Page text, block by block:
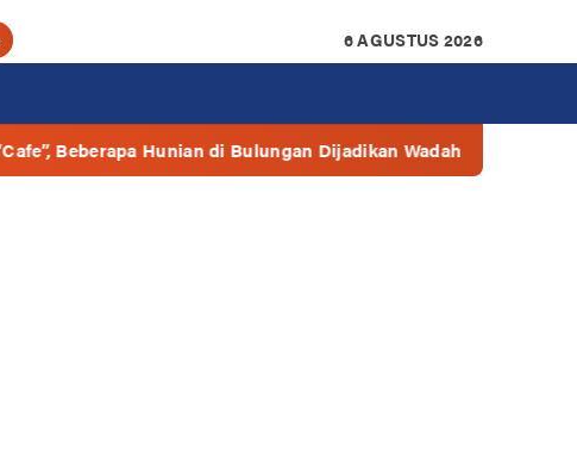
6 AGUSTUS 2026
di Bulungan Dijadikan Wadah Prostitusi